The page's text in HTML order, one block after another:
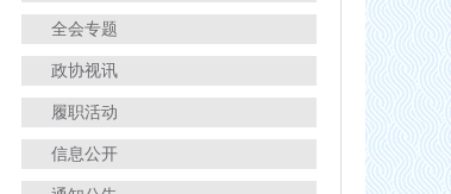
全会专题
政协视讯
履职活动
信息公开